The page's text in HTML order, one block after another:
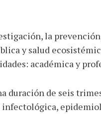
la
y salud
académica y
duración de seis
infectológica,